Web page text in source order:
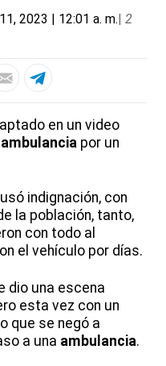
2023 | 12:01 a. m.| 2
en un video
ambulancia por un
indignación, con
la población, tanto,
con todo al
el vehículo por días.
dio una escena
esta vez con un
que se negó a
a una ambulancia.